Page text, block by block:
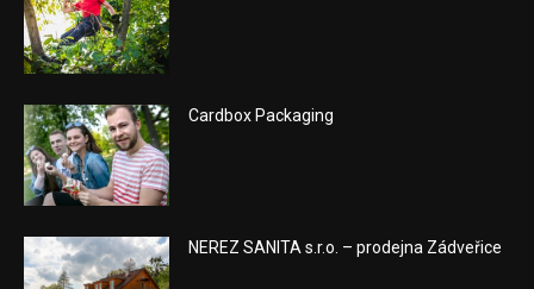
Cardbox Packaging
NEREZ SANITA s.r.o. – prodejna Zádveřice